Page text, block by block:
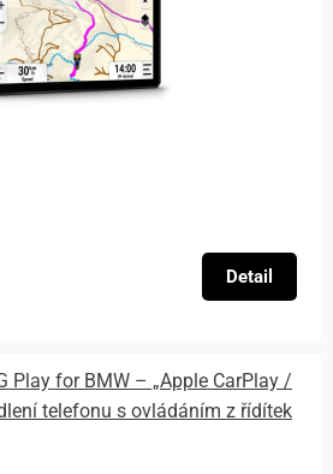
Detail
Play for BMW – „Apple CarPlay /
telefonu s ovládáním z řídítek